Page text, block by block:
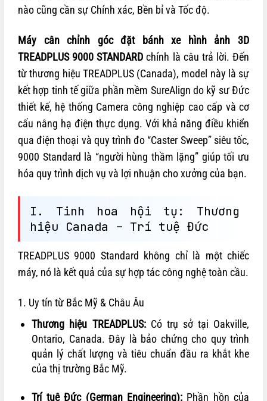
nào cũng cần sự Chính xác, Bền bỉ và Tốc độ.
Máy cân chỉnh góc đặt bánh xe hình ảnh 3D
TREADPLUS 9000 STANDARD chính là câu trả lời. Đến
từ thương hiệu TREADPLUS (Canada), model này là sự
kết hợp tinh tế giữa phần mềm SureAlign do kỹ sư Đức
thiết kế, hệ thống Camera công nghiệp cao cấp và cơ
cấu nâng hạ điện thực dụng. Với khả năng điều khiển
qua điện thoại và quy trình đo “Caster Sweep” siêu tốc,
9000 Standard là “người hùng thầm lặng” giúp tối ưu
hóa quy trình dịch vụ và lợi nhuận cho xưởng của bạn.
I. Tinh hoa hội tụ: Thương
hiệu Canada – Trí tuệ Đức
TREADPLUS 9000 Standard không chỉ là một chiếc
máy, nó là kết quả của sự hợp tác công nghệ toàn cầu.
1. Uy tín từ Bắc Mỹ & Châu Âu
Thương hiệu TREADPLUS:Có trụ sở tại Oakville,
Ontario, Canada. Đây là bảo chứng cho quy trình
quản lý chất lượng và tiêu chuẩn đầu ra khắt khe
của thị trường Bắc Mỹ.
Trí tuệ Đức (German Engineering):Phần hồn của